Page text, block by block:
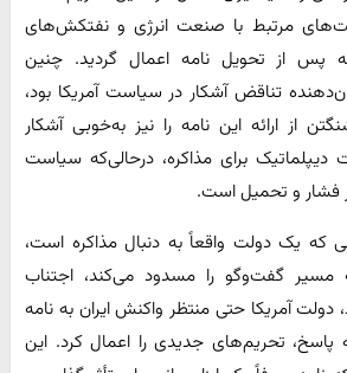
مرتبط با صنعت انرژی و نفتکش‌های
پس از تحویل نامه اعمال گردید. چنین
تناقض آشکار در سیاست آمریکا بود،
از ارائه این نامه را نیز به‌خوبی آشکار
برای مذاکره، درحالی‌که سیاست
فشار و تحمیل است.
که یک دولت واقعاً به دنبال مذاکره است،
مسیر گفت‌وگو را مسدود می‌کند، اجتناب
دولت آمریکا حتی منتظر واکنش ایران به نامه
تحریم‌های جدیدی را اعمال کرد. این